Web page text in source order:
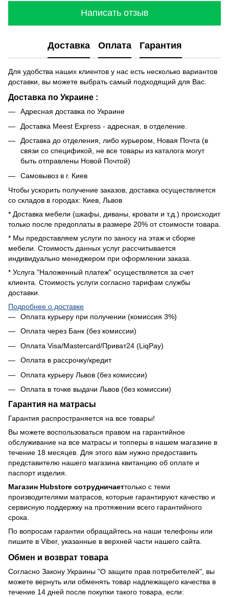
Написать отзыв
Доставка Оплата Гарантия
Для удобства наших клиентов у нас есть несколько вариантов
доставки, вы можете выбрать самый подходящий для Вас.
Доставка по Украине :
Адресная доставка по Украине
Доставка Meest Express - адресная, в отделение.
Доставка до отделения, либо курьером, Новая Почта (в
связи со спецификой, не все товары из каталога могут
быть отправлены Новой Почтой)
Самовывоз в г. Киев
Чтобы ускорить получение заказов, доставка осуществляется
со складов в городах: Киев, Львов
* Доставка мебели (шкафы, диваны, кровати и т.д.) происходит
только после предоплаты в размере 20% от стоимости товара.
* Мы предоставляем услуги по заносу на этаж и сборке
мебели. Стоимость данных услуг рассчитывается
индивидуально менеджером при оформлении заказа.
* Услуга "Наложенный платеж" осуществляется за счет
клиента. Стоимость услуги согласно тарифам службы
доставки.
Подробнее о доставке
Оплата курьеру при получении (комиссия 3%)
Оплата через Банк (без комиссии)
Оплата Visa/Mastercard/Приват24 (LiqPay)
Оплата в рассрочку/кредит
Оплата курьеру Львов (без комиссии)
Оплата в точке выдачи Львов (без комиссии)
Гарантия на матрасы
Гарантия распространяется на все товары!
Вы можете воспользоваться правом на гарантийное
обслуживание на все матрасы и топперы в нашем магазине в
течение 18 месяцев. Для этого вам нужно предоставить
представителю нашего магазина квитанцию об оплате и
паспорт изделия.
Магазин Hubstore сотрудничаеттолько с теми
производителями матрасов, которые гарантируют качество и
сервисную поддержку на протяжении всего гарантийного
срока.
По вопросам гарантии обращайтесь на наши телефоны или
пишите в Viber, указанные в верхней части нашего сайта.
Обмен и возврат товара
Согласно Закону Украины "О защите прав потребителей", вы
можете вернуть или обменять товар надлежащего качества в
течение 14 дней после покупки такого товара, если: